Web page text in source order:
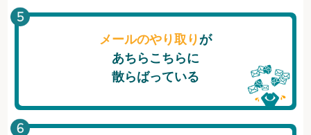
メールのやり取り が
あちらこちらに
散らばっている